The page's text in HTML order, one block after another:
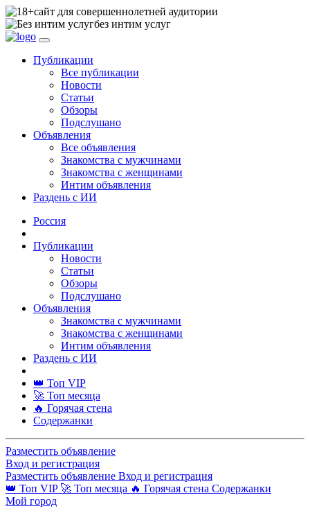
сайт для совершеннолетней аудитории
без интим услуг
Публикации
Все публикации
Новости
Статьи
Обзоры
Подслушано
Объявления
Все объявления
Знакомства с мужчинами
Знакомства с женщинами
Интим объявления
Раздень с ИИ
Россия
Публикации
Новости
Статьи
Обзоры
Подслушано
Объявления
Знакомства с мужчинами
Знакомства с женщинами
Интим объявления
Раздень с ИИ
👑 Топ VIP
🚀 Топ месяца
🔥 Горячая стена
Содержанки
Разместить объявление
Вход и регистрация
Разместить объявление Вход и регистрация
👑 Топ VIP 🚀 Топ месяца 🔥 Горячая стена Содержанки
Мой город